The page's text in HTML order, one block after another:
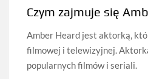
Czym zajmuje się
Amber Heard jest aktorką,
filmowej i telewizyjnej.
popularnych filmów i seriali.